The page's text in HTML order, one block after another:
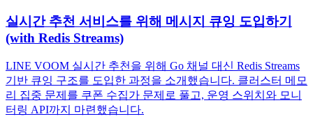
실시간 추천 서비스를 위해 메시지 큐잉 도입하기
(with Redis Streams)
LINE VOOM 실시간 추천을 위해 Go 채널 대신 Redis Streams
기반 큐잉 구조를 도입한 과정을 소개했습니다. 클러스터 메모
리 집중 문제를 쿠폰 수집가 문제로 풀고, 운영 스위치와 모니
터링 API까지 마련했습니다.